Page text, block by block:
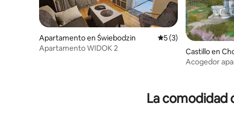
Apartamento en Świebodzin Calificación promedio:
5 (3)
Apartamento WIDOK 2
Castillo en
Acogedor
La comodidad